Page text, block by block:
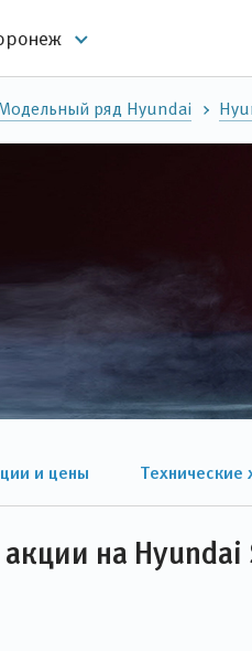
ряд Hyundai
и цены Технические
на